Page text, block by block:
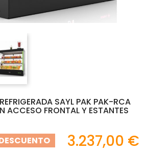
SAYL PAK PAK-RCA
ACCESO FRONTAL Y ESTANTES
3.237,00 €